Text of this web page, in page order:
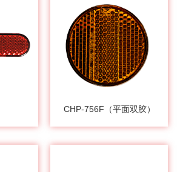
CHP-756F（平面双胶）